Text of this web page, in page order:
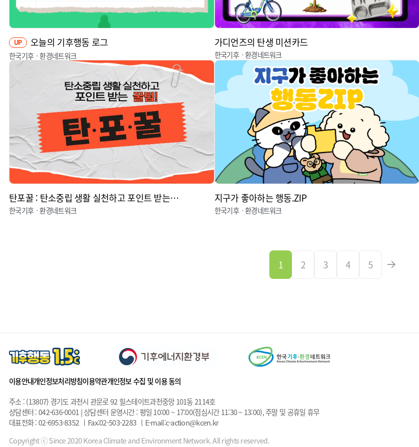
UP 오늘의 기후행동 로그
한국기후ㆍ환경네트워크
가디언즈의 탄생 미션카드
한국기후ㆍ환경네트워크
탄포꿀 : 탄소중립 생활 실천하고 포인트 받는 꿀팁
한국기후ㆍ환경네트워크
지구가 좋아하는 행동.ZIP
한국기후ㆍ환경네트워크
1 2 3 4 5
이용안내개인정보처리방침이용약관개인정보 수집 및 이용 동의
주소 : (13807) 경기도 과천시 관문로 92 힐스테이트과천중앙 101동 2114호
상담센터 : 042-636-0001 | 상담센터 운영시간 : 평일 10:00 ~ 17:00(점심시간 11:30 ~ 13:00), 주말 및 공휴일 휴무
대표전화 : 02-6953-8352
Fax:02-503-2283
E-mail:c-action@kcen.kr
Copyright ⓒ Since 2020 Korea Climate and Environment Network. All rights reserved.